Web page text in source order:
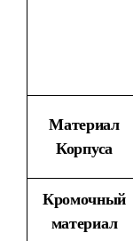
Материал
Корпуса
Кромочный
материал